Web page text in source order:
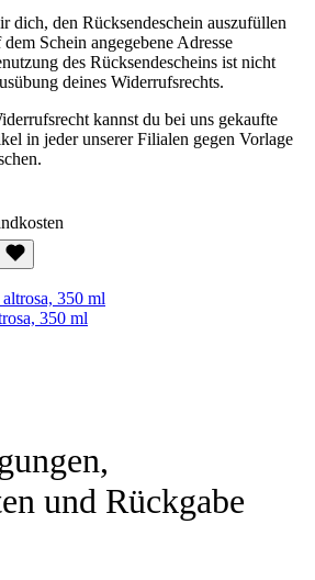
dich, den Rücksendeschein auszufüllen
Schein angegebene Adresse
des Rücksendescheins ist nicht
deines Widerrufsrechts.
kannst du bei uns gekaufte
in jeder unserer Filialen gegen Vorlage
350 ml
und Rückgabe